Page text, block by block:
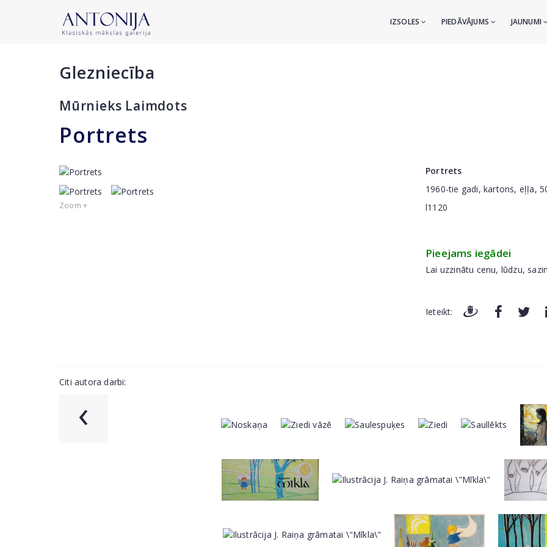
IZSOLES PIEDĀVĀJUMS JAUNUMI
Glezniecība
Mūrnieks Laimdots
Portrets
Zoom +
Portrets
1960-tie gadi, kartons, eļļa,
l1120
Pieejams iegādei
Lai uzzinātu cenu, lūdzu,
Ieteikt:
Citi autora darbi:
‹